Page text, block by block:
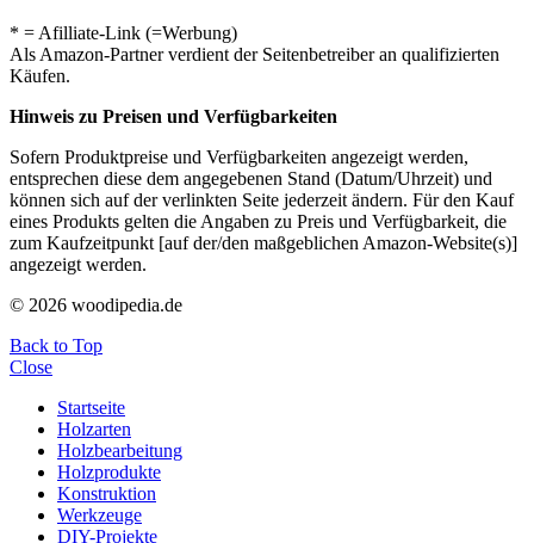
* = Afilliate-Link (=Werbung)
Als Amazon-Partner verdient der Seitenbetreiber an qualifizierten
Käufen.
Hinweis zu Preisen und Verfügbarkeiten
Sofern Produktpreise und Verfügbarkeiten angezeigt werden,
entsprechen diese dem angegebenen Stand (Datum/Uhrzeit) und
können sich auf der verlinkten Seite jederzeit ändern. Für den Kauf
eines Produkts gelten die Angaben zu Preis und Verfügbarkeit, die
zum Kaufzeitpunkt [auf der/den maßgeblichen Amazon-Website(s)]
angezeigt werden.
© 2026 woodipedia.de
Back to Top
Close
Startseite
Holzarten
Holzbearbeitung
Holzprodukte
Konstruktion
Werkzeuge
DIY-Projekte